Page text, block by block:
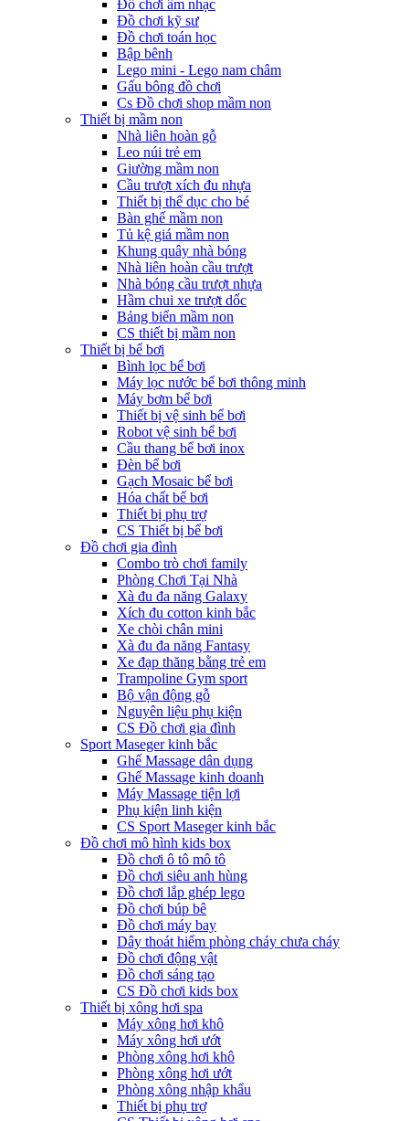
Đồ chơi âm nhạc
Đồ chơi kỹ sư
Đồ chơi toán học
Bập bênh
Lego mini - Lego nam châm
Gấu bông đồ chơi
Cs Đồ chơi shop mầm non
Thiết bị mầm non
Nhà liên hoàn gỗ
Leo núi trẻ em
Giường mầm non
Cầu trượt xích đu nhựa
Thiết bị thể dục cho bé
Bàn ghế mầm non
Tủ kệ giá mầm non
Khung quây nhà bóng
Nhà liên hoàn cầu trượt
Nhà bóng cầu trượt nhựa
Hầm chui xe trượt dốc
Bảng biển mầm non
CS thiết bị mầm non
Thiết bị bể bơi
Bình lọc bể bơi
Máy lọc nước bể bơi thông minh
Máy bơm bể bơi
Thiết bị vệ sinh bể bơi
Robot vệ sinh bể bơi
Cầu thang bể bơi inox
Đèn bể bơi
Gạch Mosaic bể bơi
Hóa chất bể bơi
Thiết bị phụ trợ
CS Thiết bị bể bơi
Đồ chơi gia đình
Combo trò chơi family
Phòng Chơi Tại Nhà
Xà đu đa năng Galaxy
Xích đu cotton kinh bắc
Xe chòi chân mini
Xà đu đa năng Fantasy
Xe đạp thăng bằng trẻ em
Trampoline Gym sport
Bộ vận động gỗ
Nguyên liệu phụ kiện
CS Đồ chơi gia đình
Sport Maseger kinh bắc
Ghế Massage dân dụng
Ghế Massage kinh doanh
Máy Massage tiện lợi
Phụ kiện linh kiện
CS Sport Maseger kinh bắc
Đồ chơi mô hình kids box
Đồ chơi ô tô mô tô
Đồ chơi siêu anh hùng
Đồ chơi lắp ghép lego
Đồ chơi búp bê
Đồ chơi máy bay
Dây thoát hiểm phòng cháy chưa cháy
Đồ chơi động vật
Đồ chơi sáng tạo
CS Đồ chơi kids box
Thiết bị xông hơi spa
Máy xông hơi khô
Máy xông hơi ướt
Phòng xông hơi khô
Phòng xông hơi ướt
Phòng xông nhập khẩu
Thiết bị phụ trợ